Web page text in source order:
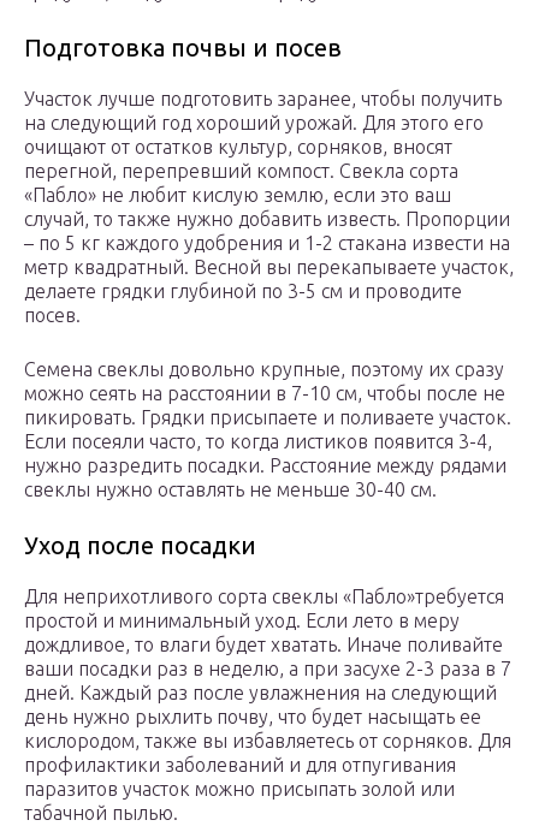
Подготовка почвы и посев
Участок лучше подготовить заранее, чтобы получить
на следующий год хороший урожай. Для этого его
очищают от остатков культур, сорняков, вносят
перегной, перепревший компост. Свекла сорта
«Пабло» не любит кислую землю, если это ваш
случай, то также нужно добавить известь. Пропорции
– по 5 кг каждого удобрения и 1-2 стакана извести на
метр квадратный. Весной вы перекапываете участок,
делаете грядки глубиной по 3-5 см и проводите
посев.
Семена свеклы довольно крупные, поэтому их сразу
можно сеять на расстоянии в 7-10 см, чтобы после не
пикировать. Грядки присыпаете и поливаете участок.
Если посеяли часто, то когда листиков появится 3-4,
нужно разредить посадки. Расстояние между рядами
свеклы нужно оставлять не меньше 30-40 см.
Уход после посадки
Для неприхотливого сорта свеклы «Пабло»требуется
простой и минимальный уход. Если лето в меру
дождливое, то влаги будет хватать. Иначе поливайте
ваши посадки раз в неделю, а при засухе 2-3 раза в 7
дней. Каждый раз после увлажнения на следующий
день нужно рыхлить почву, что будет насыщать ее
кислородом, также вы избавляетесь от сорняков. Для
профилактики заболеваний и для отпугивания
паразитов участок можно присыпать золой или
табачной пылью.